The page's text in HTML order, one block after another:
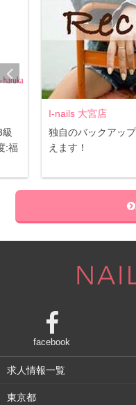
nails
口コミ件数(2018年6/29
:福
I-nails 大宮店
独自のバックアッ
えます！
facebook
求人情報一覧
東京都